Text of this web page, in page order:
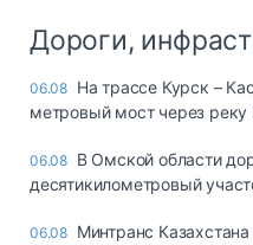
Дороги,
06.08 На трассе Курск –
метровый мост через реку
06.08 В Омской области
десятикилометровый
06.08 Минтранс